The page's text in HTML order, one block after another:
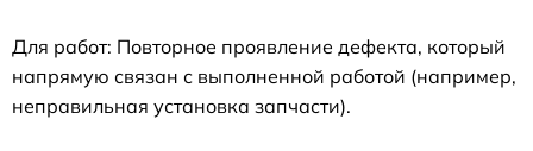
Для работ: Повторное проявление дефекта, который
напрямую связан с выполненной работой (например,
неправильная установка запчасти).